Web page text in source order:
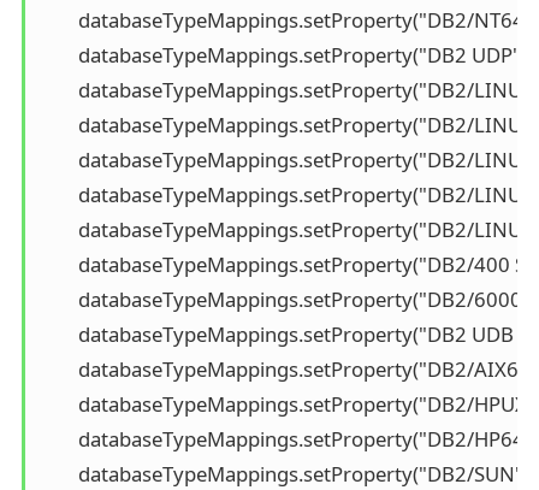
databaseTypeMappings.setProperty("DB2/
databaseTypeMappings.setProperty("DB2
databaseTypeMappings.setProperty("DB2/
databaseTypeMappings.setProperty("DB2/
databaseTypeMappings.setProperty("DB2/
databaseTypeMappings.setProperty("DB2/
databaseTypeMappings.setProperty("DB2/
databaseTypeMappings.setProperty("DB2/400
databaseTypeMappings.setProperty("DB2/
databaseTypeMappings.setProperty("DB2 UDB
databaseTypeMappings.setProperty("DB2/
databaseTypeMappings.setProperty("DB2/
databaseTypeMappings.setProperty("DB2/
databaseTypeMappings.setProperty("DB2/